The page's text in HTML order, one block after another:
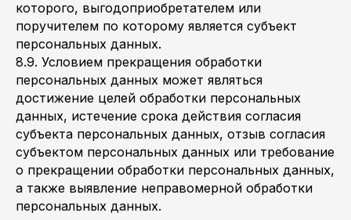
которого, выгодоприобретателем или
поручителем по которому является субъект
персональных данных.
8.9. Условием прекращения обработки
персональных данных может являться
достижение целей обработки персональных
данных, истечение срока действия согласия
субъекта персональных данных, отзыв согласия
субъектом персональных данных или требование
о прекращении обработки персональных данных,
а также выявление неправомерной обработки
персональных данных.